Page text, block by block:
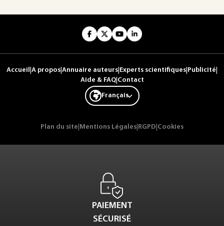
Accueil A propos Annuaire auteurs Experts scientifiques Publicité
Aide & FAQ| Contact
Français
Plan du site Mentions Légales RGPD Cookies
PAIEMENT
SÉCURISÉ